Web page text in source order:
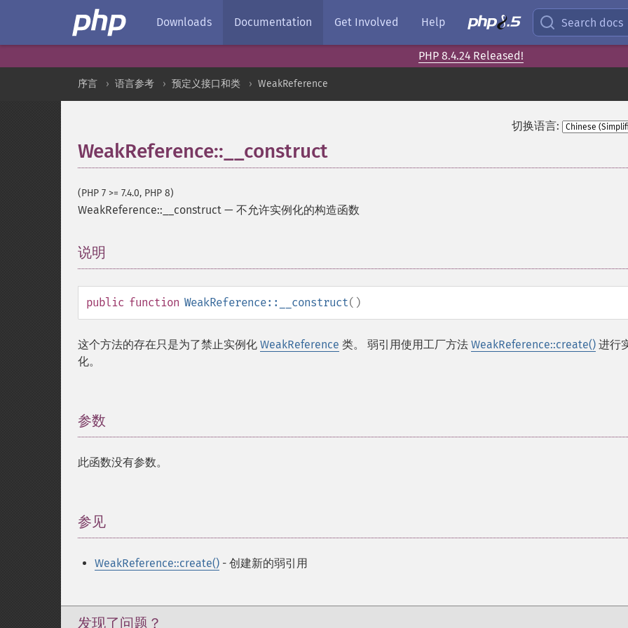
Downloads Documentation Get Involved Help Search docs
PHP 8.4.24 Released!
序言 语言参考 预定义接口和类 WeakReference
切换语言:
WeakReference::__construct
(PHP 7 >= 7.4.0, PHP 8)
WeakReference::__construct — 不允许实例化的构造函数
说明
public function WeakReference::__construct()
这个方法的存在只是为了禁止实例化 WeakReference 类。 弱引用使用工厂方法 WeakReference::create() 进行
化。
参数
此函数没有参数。
参见
WeakReference::create() - 创建新的弱引用
发现了问题？